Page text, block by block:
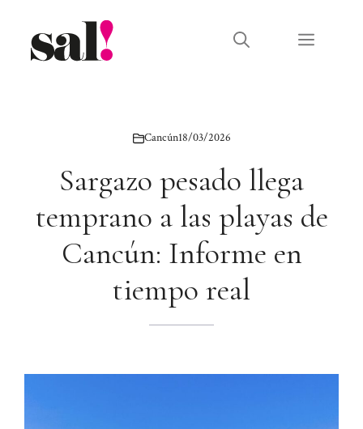
contenido
Menú
Cancún18/03/2026
Sargazo pesado llega
temprano a las playas de
Cancún: Informe en
tiempo real